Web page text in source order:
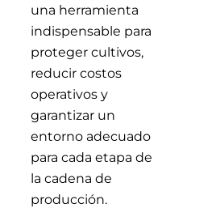
una herramienta
indispensable para
proteger cultivos,
reducir costos
operativos y
garantizar un
entorno adecuado
para cada etapa de
la cadena de
producción.